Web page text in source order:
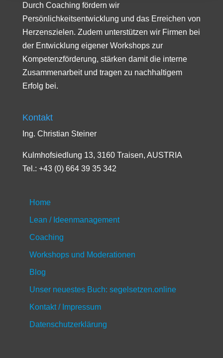
Durch Coaching fördern wir
Persönlichkeitsentwicklung und das Erreichen von
Herzenszielen. Zudem unterstützen wir Firmen bei
der Entwicklung eigener Workshops zur
Kompetenzförderung, stärken damit die interne
Zusammenarbeit und tragen zu nachhaltigem
Erfolg bei.
Kontakt
Ing. Christian Steiner
Kulmhofsiedlung 13, 3160 Traisen, AUSTRIA
Tel.: +43 (0) 664 39 35 342
Home
Lean / Ideenmanagement
Coaching
Workshops und Moderationen
Blog
Unser neuestes Buch: segelsetzen.online
Kontakt / Impressum
Datenschutzerklärung